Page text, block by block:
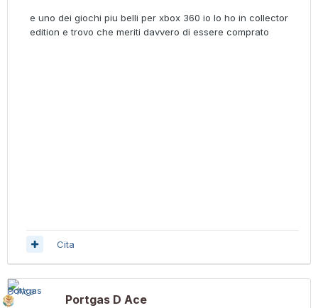
e uno dei giochi piu belli per xbox 360 io lo ho in collector
edition e trovo che meriti davvero di essere comprato
Cita
Portgas D Ace